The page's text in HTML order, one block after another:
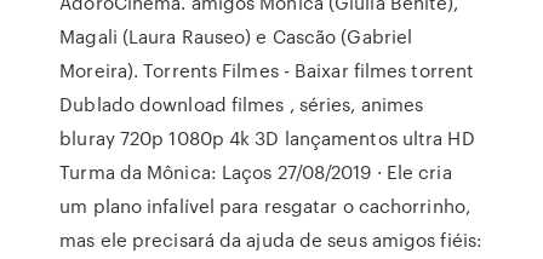
Magali (Laura Rauseo) e Cascão (Gabriel
Moreira). Torrents Filmes - Baixar filmes torrent
Dublado download filmes , séries, animes
bluray 720p 1080p 4k 3D lançamentos ultra HD
Turma da Mônica: Laços 27/08/2019 · Ele cria
um plano infalível para resgatar o cachorrinho,
mas ele precisará da ajuda de seus amigos fiéis: